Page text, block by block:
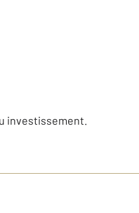
investissement.